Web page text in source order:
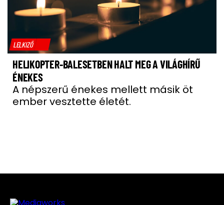
LELKIZŐ
HELIKOPTER-BALESETBEN HALT MEG A VILÁGHÍRŰ
ÉNEKES
A népszerű énekes mellett másik öt
ember vesztette életét.